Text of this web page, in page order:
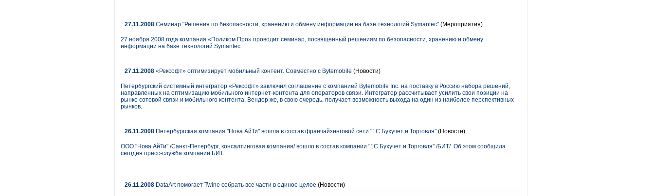
27.11.2008 Семинар "Решения по безопасности, хранению и обмену информации на базе технологий Symantec" (Мероприятия)
27 ноября 2008 года компания «Поликом Про» проводит семинар, посвященный решениям по безопасности, хранению и обмену
информации на базе технологий Symantec.
27.11.2008 «Рексофт» оптимизирует мобильный контент. Совместно с Bytemobile (Новости)
Петербургский системный интегратор «Рексофт» заключил соглашение с компанией Bytemobile Inc. на поставку в Россию набора решений,
направленных на оптимизацию мобильного интернет-контента для операторов связи. Интегратор рассчитывает усилить свои позиции на
рынке сотовой связи и мобильного контента. Вендор же, в свою очередь, получает возможность выхода на один из наиболее перспективных
рынков.
26.11.2008 Петербургская компания "Нова АйТи" вошла в состав франчайзинговой сети "1С:Бухучет и Торговля" (Новости)
ООО "Нова АйТи" /Санкт-Петербург, консалтинговая компания/ вошло в состав компании "1С:Бухучет и Торговля" /БИТ/. Об этом сообщила
сегодня пресс-служба компании БИТ.
26.11.2008 DataArt помогает Twine собрать все части в единое целое (Новости)